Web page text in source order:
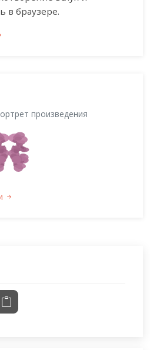
в браузере.
произведения